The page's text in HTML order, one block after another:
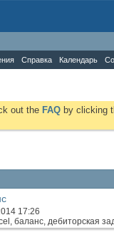
Справка Календарь
out the FAQ by clicking
17:26